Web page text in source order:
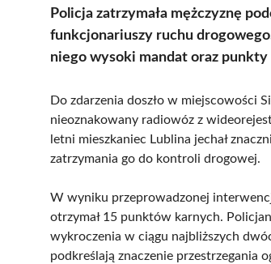
Policja zatrzymała mężczyznę
funkcjonariuszy ruchu
niego wysoki mandat oraz punkty
Do zdarzenia doszło w miejscowości
nieoznakowany radiowóz z
letni mieszkaniec Lublina jechał
zatrzymania go do kontroli drogowej.
W wyniku przeprowadzonej
otrzymał 15 punktów karnych.
wykroczenia w ciągu najbliższych
podkreślają znaczenie przestrzegania